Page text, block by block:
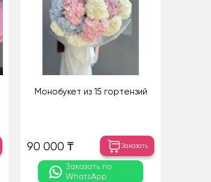
Монобукет из 15 гортензий
90 000 ₸ Заказать
Заказать по
WhatsApp